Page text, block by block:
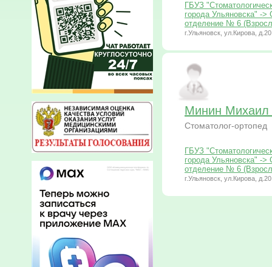
ГБУЗ
города Ульяновска" ->
отделение № 6
г.Ульяновск, ул.Кирова, д.20
Минин Михаил
Стоматолог-ортопед
ГБУЗ
города Ульяновска" ->
отделение № 6
г.Ульяновск, ул.Кирова, д.20